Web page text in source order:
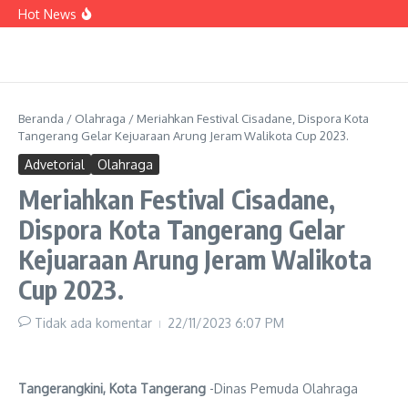
Lewati ke konten
Hot News
Beranda / Olahraga / Meriahkan Festival Cisadane, Dispora Kota
Tangerang Gelar Kejuaraan Arung Jeram Walikota Cup 2023.
Advetorial Olahraga
Meriahkan Festival Cisadane,
Dispora Kota Tangerang Gelar
Kejuaraan Arung Jeram Walikota
Cup 2023.
Tidak ada komentar 22/11/2023 6:07 PM
Tangerangkini, Kota Tangerang -Dinas Pemuda Olahraga